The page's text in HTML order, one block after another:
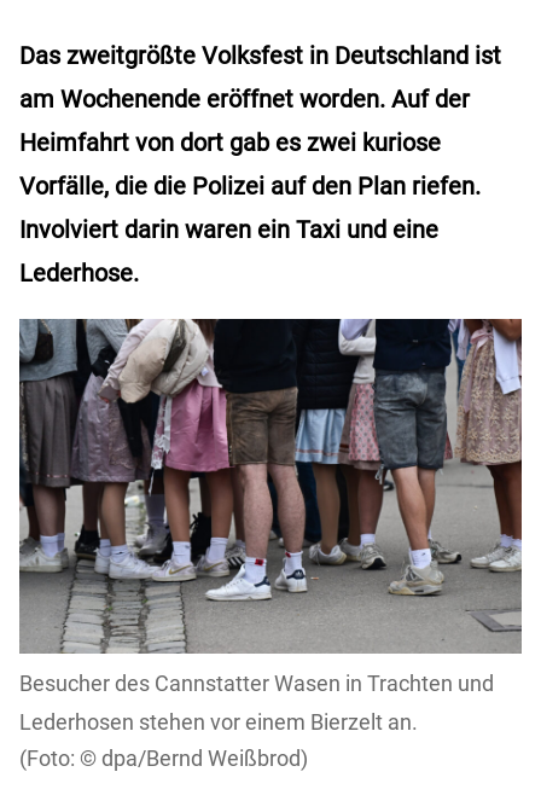
Das zweitgrößte Volksfest in Deutschland ist
am Wochenende eröffnet worden. Auf der
Heimfahrt von dort gab es zwei kuriose
Vorfälle, die die Polizei auf den Plan riefen.
Involviert darin waren ein Taxi und eine
Lederhose.
Besucher des Cannstatter Wasen in Trachten und
Lederhosen stehen vor einem Bierzelt an.
dpa/Bernd Weißbrod)